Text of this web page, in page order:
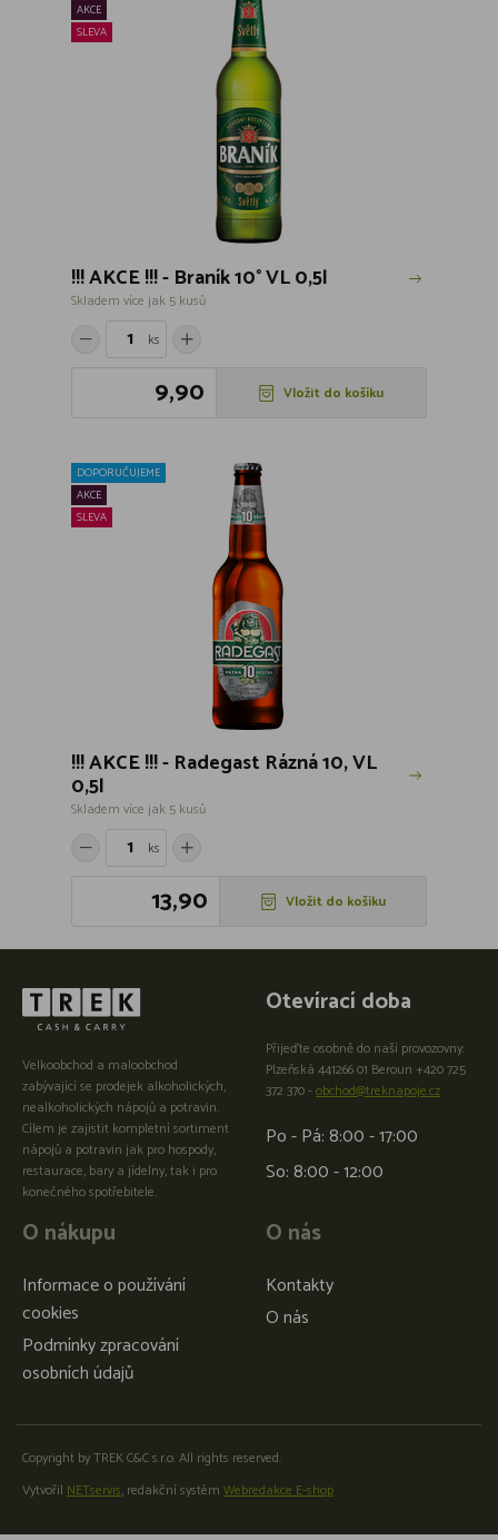
AKCE
SLEVA
!!! AKCE !!! - Braník 10° VL 0,5l
Skladem více jak 5 kusů
ks
9,90 Vložit do košíku
DOPORUČUJEME
AKCE
SLEVA
!!! AKCE !!! - Radegast Rázná 10, VL
0,5l
Skladem více jak 5 kusů
ks
13,90 Vložit do košíku
Velkoobchod a maloobchod
zabývající se prodejek alkoholických,
nealkoholických nápojů a potravin.
Cílem je zajistit kompletní sortiment
nápojů a potravin jak pro hospody,
restaurace, bary a jídelny, tak i pro
konečného spotřebitele.
O nákupu
Informace o používání
cookies
Podmínky zpracování
osobních údajů
O nás
Kontakty
O nás
Otevírací doba
Přijeďte osobně do naší provozovny:
Plzeňská 441266 01 Beroun +420 725
372 370 -obchod@treknapoje.cz
Po - Pá: 8:00 - 17:00
So: 8:00 - 12:00
Copyright by TREK C&C s.r.o. All rights reserved.
Vytvořil NETservis, redakční systém Webredakce E-shop